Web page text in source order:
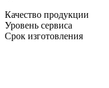
Качество продукции
Уровень сервиса
Срок изготовления